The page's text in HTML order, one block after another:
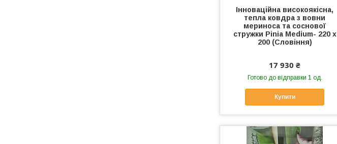
Інноваційна високоякісна,
тепла ковдра з вовни
мериноса та соснової
стружки Pinia Medium- 220 х
200 (Словіння)
17 930 ₴
Готово до відправки 1 од.
Купити